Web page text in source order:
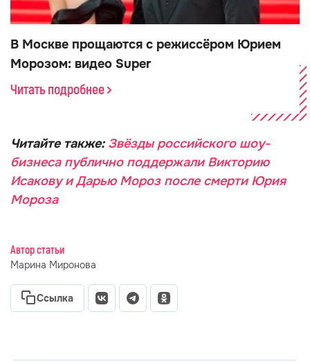
В Москве прощаются с режиссёром Юрием
Морозом: видео Super
Читать подробнее
Читайте также: Звёзды российского шоу-
бизнеса публично поддержали Викторию
Исакову и Дарью Мороз после смерти Юрия
Мороза
Автор статьи
Марина Миронова
Ссылка